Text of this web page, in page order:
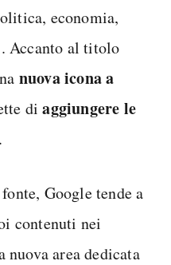
economia,
Accanto al titolo
nuova icona a
diaggiungere le
.
Google tende a
contenuti nei
area dedicata